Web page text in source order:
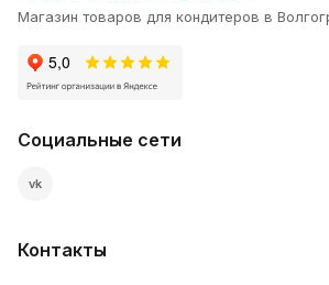
Магазин товаров для кондитеров в
Социальные сети
vk
Контакты